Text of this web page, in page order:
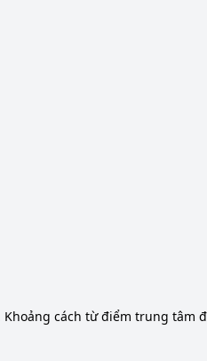
cách từ điểm trung tâm